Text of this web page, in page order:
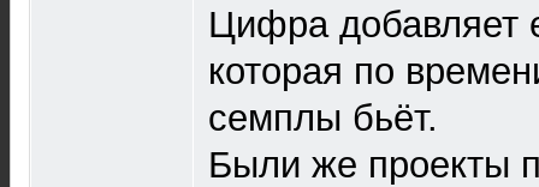
Цифра добавляет
которая по
семплы бьёт.
Были же проекты